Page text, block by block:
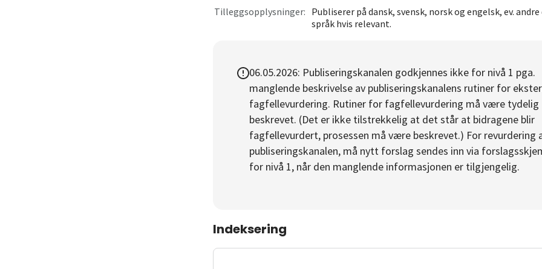
Tilleggsopplysninger: Publiserer på dansk, svensk, norsk og engelsk, ev.
språk hvis relevant.
06.05.2026: Publiseringskanalen godkjennes ikke for nivå 1 pga.
manglende beskrivelse av publiseringskanalens rutiner for
fagfellevurdering. Rutiner for fagfellevurdering må være tydelig
beskrevet. (Det er ikke tilstrekkelig at det står at bidragene blir
fagfellevurdert, prosessen må være beskrevet.) For revurdering
publiseringskanalen, må nytt forslag sendes inn via
for nivå 1, når den manglende informasjonen er tilgjengelig.
Indeksering